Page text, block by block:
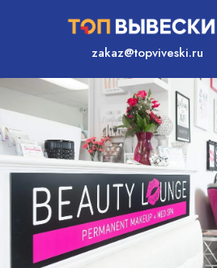
zakaz@topviveski.ru
Главная/ Услуги/